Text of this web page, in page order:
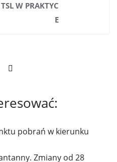
W PRAKTYC
E
pobrań w kierunku
Zmiany od 28